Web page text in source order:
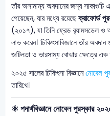
তাঁর অসামান্য অবদানের জন্য
পেয়েছেন, যার মধ্যে রয়েছে
(২০১৭), যা তিনি ফ্রেড র‍্যামসডেল ও
লাভ করেন। চিকিৎসাবিজ্ঞানে তাঁর
জটিলতা ও ভারসাম্য বোঝার ক্ষেত্রে
২০২৫ সালের চিকিৎসা বিজ্ঞানেনোবেল
তারিখে।
⚛️ পদার্থবিজ্ঞানে নোবেল পুরস্কার